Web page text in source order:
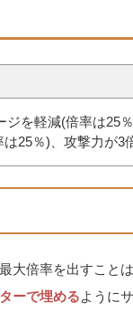
ジを軽減(倍率は25
25％)、攻撃力が3
大倍率を出すこと
ーで埋めるように